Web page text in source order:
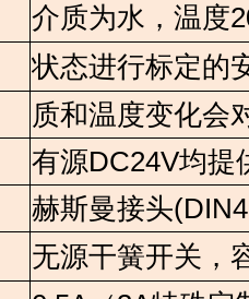
介质为水，温度
状态进行标定的
质和温度变化会
有源DC24V均提
赫斯曼接头
无源干簧开关，